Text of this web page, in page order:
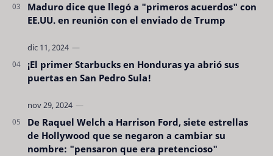
Maduro dice que llegó a "primeros acuerdos" con
EE.UU. en reunión con el enviado de Trump
¡El primer Starbucks en Honduras ya abrió sus
puertas en San Pedro Sula!
De Raquel Welch a Harrison Ford, siete estrellas
de Hollywood que se negaron a cambiar su
nombre: "pensaron que era pretencioso"